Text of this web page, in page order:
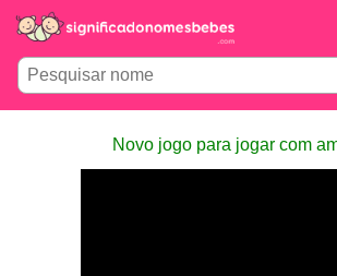
Novo jogo para jogar com